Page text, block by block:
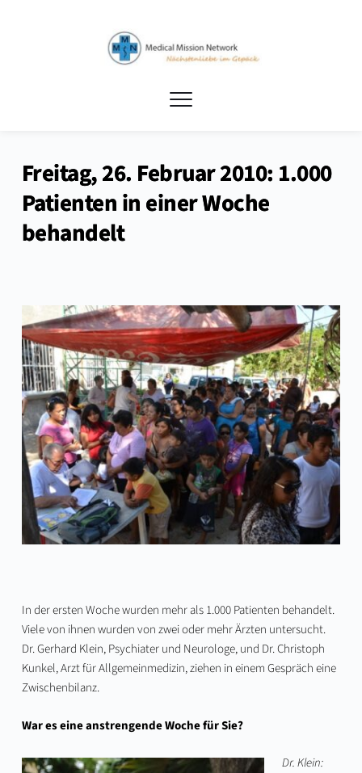
Freitag, 26. Februar 2010: 1.000
Patienten in einer Woche
behandelt
In der ersten Woche wurden mehr als 1.000 Patienten behandelt.
Viele von ihnen wurden von zwei oder mehr Ärzten untersucht.
Dr. Gerhard Klein, Psychiater und Neurologe, und Dr. Christoph
Kunkel, Arzt für Allgemeinmedizin, ziehen in einem Gespräch eine
Zwischenbilanz.
War es eine anstrengende Woche für Sie?
Dr. Klein: